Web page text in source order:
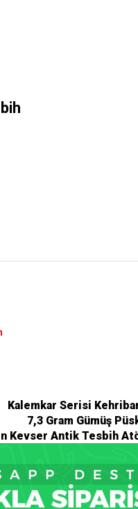
Kalemkar Serisi
7,3 Gram Gümüş
Kevser Antik Tesbih